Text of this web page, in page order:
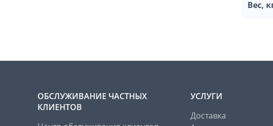
Вес,
ОБСЛУЖИВАНИЕ ЧАСТНЫХ
КЛИЕНТОВ
УСЛУГИ
Доставка